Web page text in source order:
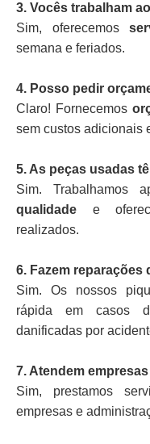
3. Vocês trabalham
Sim, oferecemos
semana e feriados.
4. Posso pedir
Claro! Fornecemos
sem custos adicionais
5. As peças usadas
Sim. Trabalhamos
qualidade e
realizados.
6. Fazem
Sim. Os nossos
rápida em casos
danificadas por
7. Atendem
Sim, prestamos
empresas e